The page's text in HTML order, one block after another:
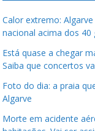
Calor extremo:
nacional acima dos 40
Está quase a chegar
Saiba que concertos
Foto do dia: a praia
Algarve
Morte em acidente